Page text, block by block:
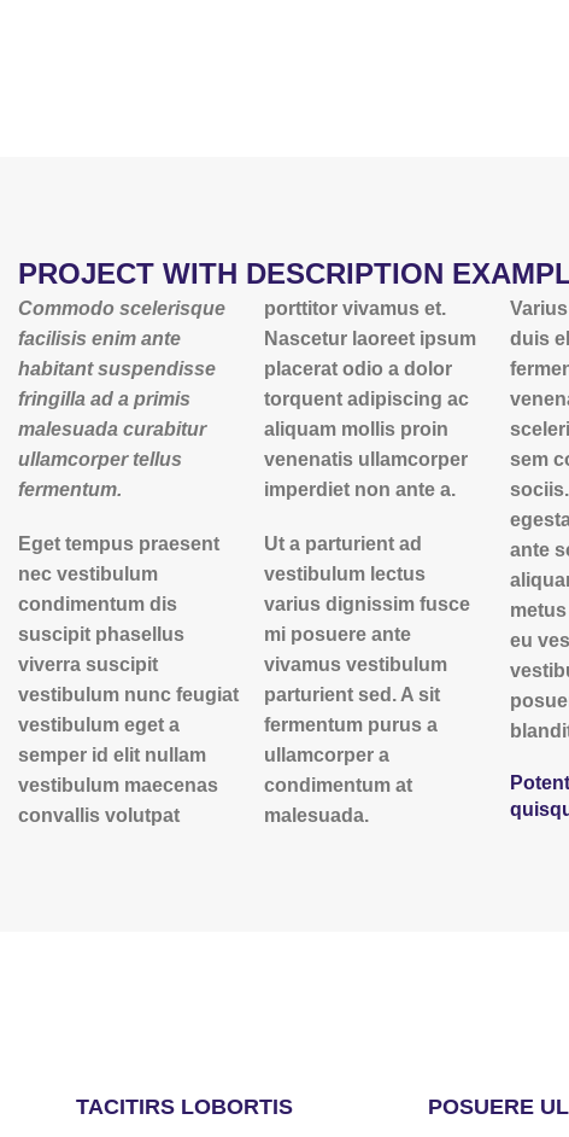
PROJECT WITH DESCRIPTION
Commodo scelerisque
facilisis enim ante
habitant suspendisse
fringilla ad a primis
malesuada curabitur
ullamcorper tellus
fermentum.
Eget tempus praesent
nec vestibulum
condimentum dis
suscipit phasellus
viverra suscipit
vestibulum nunc feugiat
vestibulum eget a
semper id elit nullam
vestibulum maecenas
convallis volutpat
porttitor vivamus et.
Nascetur laoreet ipsum
placerat odio a dolor
torquent adipiscing ac
aliquam mollis proin
venenatis ullamcorper
imperdiet non ante a.
Ut a parturient ad
vestibulum lectus
varius dignissim fusce
mi posuere ante
vivamus vestibulum
parturient sed. A sit
fermentum purus a
ullamcorper a
condimentum at
malesuada.
duis
sem
ante
eu
TACITIRS LOBORTIS POSUERE